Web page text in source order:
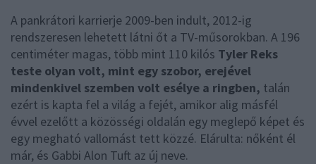
A pankrátori karrierje 2009-ben indult, 2012-ig
rendszeresen lehetett látni őt a TV-műsorokban. A 196
centiméter magas, több mint 110 kilós Tyler Reks
teste olyan volt, mint egy szobor, erejével
mindenkivel szemben volt esélye a ringben, talán
ezért is kapta fel a világ a fejét, amikor alig másfél
évvel ezelőtt a közösségi oldalán egy meglepő képet és
egy megható vallomást tett közzé. Elárulta: nőként él
már, és Gabbi Alon Tuft az új neve.